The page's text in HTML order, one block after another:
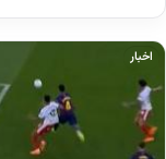
اخبار